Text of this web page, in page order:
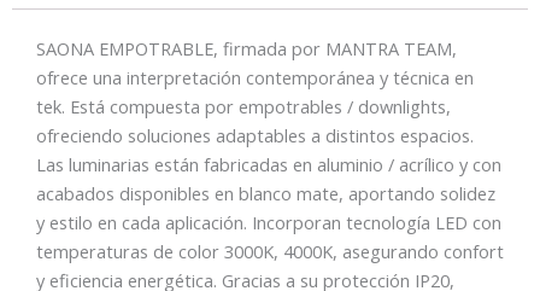
SAONA EMPOTRABLE, firmada por MANTRA TEAM,
ofrece una interpretación contemporánea y técnica en
tek. Está compuesta por empotrables / downlights,
ofreciendo soluciones adaptables a distintos espacios.
Las luminarias están fabricadas en aluminio / acrílico y con
acabados disponibles en blanco mate, aportando solidez
y estilo en cada aplicación. Incorporan tecnología LED con
temperaturas de color 3000K, 4000K, asegurando confort
y eficiencia energética. Gracias a su protección IP20,